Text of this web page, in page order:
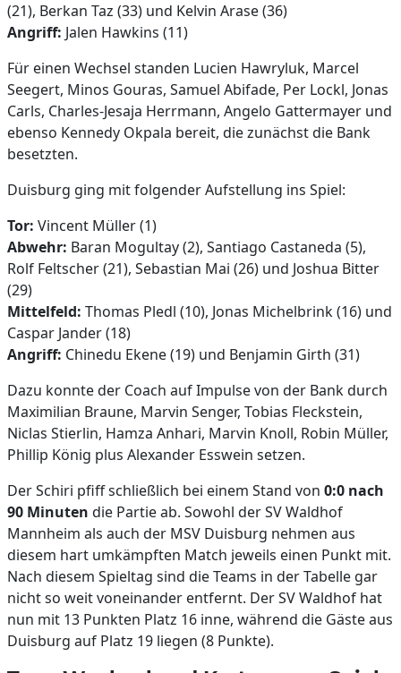
(21), Berkan Taz (33) und Kelvin Arase (36)
Angriff: Jalen Hawkins (11)
Für einen Wechsel standen Lucien Hawryluk, Marcel
Seegert, Minos Gouras, Samuel Abifade, Per Lockl, Jonas
Carls, Charles-Jesaja Herrmann, Angelo Gattermayer und
ebenso Kennedy Okpala bereit, die zunächst die Bank
besetzten.
Duisburg ging mit folgender Aufstellung ins Spiel:
Tor: Vincent Müller (1)
Abwehr: Baran Mogultay (2), Santiago Castaneda (5),
Rolf Feltscher (21), Sebastian Mai (26) und Joshua Bitter
(29)
Mittelfeld: Thomas Pledl (10), Jonas Michelbrink (16) und
Caspar Jander (18)
Angriff: Chinedu Ekene (19) und Benjamin Girth (31)
Dazu konnte der Coach auf Impulse von der Bank durch
Maximilian Braune, Marvin Senger, Tobias Fleckstein,
Niclas Stierlin, Hamza Anhari, Marvin Knoll, Robin Müller,
Phillip König plus Alexander Esswein setzen.
Der Schiri pfiff schließlich bei einem Stand von 0:0 nach
90 Minuten die Partie ab. Sowohl der SV Waldhof
Mannheim als auch der MSV Duisburg nehmen aus
diesem hart umkämpften Match jeweils einen Punkt mit.
Nach diesem Spieltag sind die Teams in der Tabelle gar
nicht so weit voneinander entfernt. Der SV Waldhof hat
nun mit 13 Punkten Platz 16 inne, während die Gäste aus
Duisburg auf Platz 19 liegen (8 Punkte).